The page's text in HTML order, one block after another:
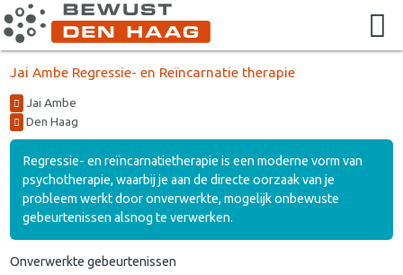
Jai Ambe Regressie- en Reïncarnatie therapie
Jai Ambe
Den Haag
Regressie- en reïncarnatietherapie is een moderne vorm van
psychotherapie, waarbij je aan de directe oorzaak van je
probleem werkt door onverwerkte, mogelijk onbewuste
gebeurtenissen alsnog te verwerken.
Onverwerkte gebeurtenissen